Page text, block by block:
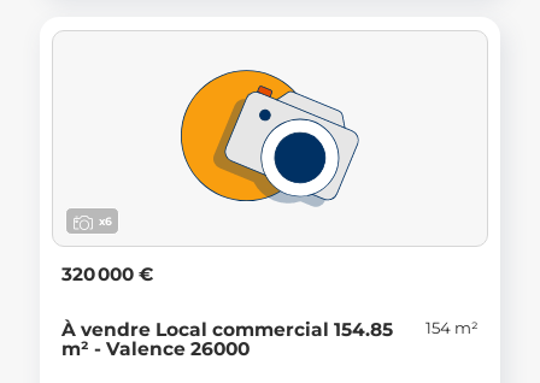
x6
320 000 €
À vendre Local commercial 154.85
m² - Valence 26000
154 m²